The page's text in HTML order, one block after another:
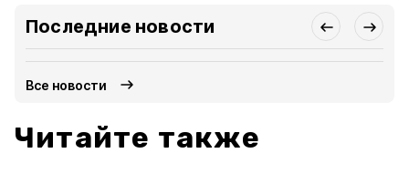
Последние новости
Все новости
Читайте также